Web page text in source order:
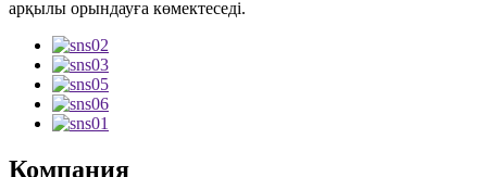
арқылы орындауға көмектеседі.
Компания